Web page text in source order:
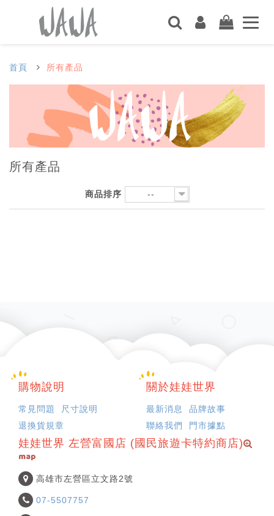
首頁 所有產品
所有產品
商品排序 --
購物說明
常見問題
尺寸說明
退換貨規章
關於娃娃世界
最新消息
品牌故事
聯絡我們
門市據點
娃娃世界 左營富國店 (國民旅遊卡特約商店)
map
高雄市左營區立文路2號
07-5507757